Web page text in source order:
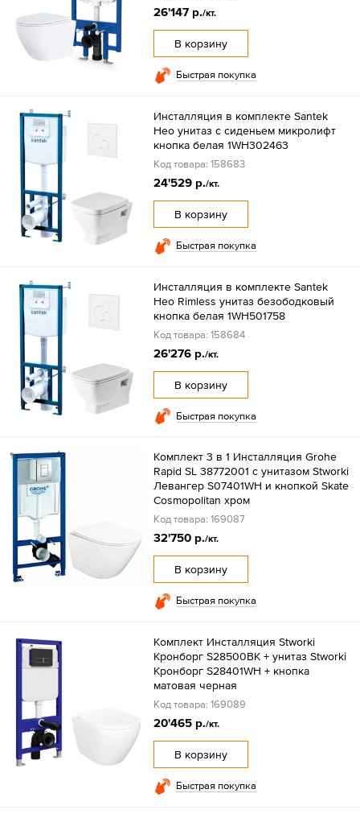
26'147 р./кт.
В корзину
Быстрая покупка
Инсталляция в комплекте Santek
Нео унитаз с сиденьем микролифт
кнопка белая 1WH302463
Код товара: 158683
24'529 р./кт.
В корзину
Быстрая покупка
Инсталляция в комплекте Santek
Нео Rimless унитаз безободковый
кнопка белая 1WH501758
Код товара: 158684
26'276 р./кт.
В корзину
Быстрая покупка
Комплект 3 в 1 Инсталляция Grohe
Rapid SL 38772001 с унитазом Stworki
Левангер S07401WH и кнопкой Skate
Cosmopolitan хром
Код товара: 169087
32'750 р./кт.
В корзину
Быстрая покупка
Комплект Инсталляция Stworki
Кронборг S28500BK + унитаз Stworki
Кронборг S28401WH + кнопка
матовая черная
Код товара: 169089
20'465 р./кт.
В корзину
Быстрая покупка